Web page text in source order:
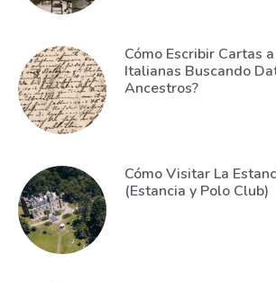
Cómo Escribir Cartas
Italianas Buscando
Ancestros?
Cómo Visitar La
(Estancia y Polo Club)